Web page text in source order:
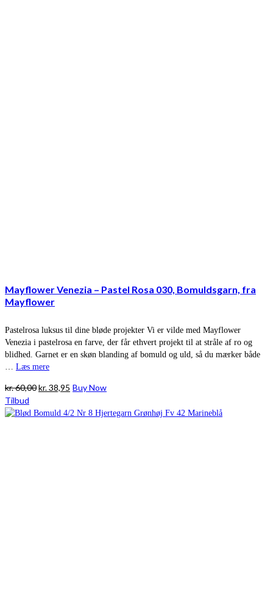
Mayflower Venezia – Pastel Rosa 030, Bomuldsgarn, fra
Mayflower
Pastelrosa luksus til dine bløde projekter Vi er vilde med Mayflower
Venezia i pastelrosa en farve, der får ethvert projekt til at stråle af ro og
blidhed. Garnet er en skøn blanding af bomuld og uld, så du mærker både
Læs mere
kr.60,00Den
pris
kr.38,95 Den
pris
Buy Now
Tilbud